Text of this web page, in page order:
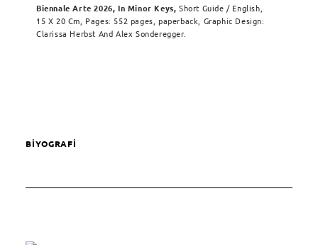
Biennale Arte 2026, In Minor Keys, Short Guide / English,
15 X 20 Cm, Pages: 552 pages, paperback, Graphic Design:
Clarissa Herbst And Alex Sonderegger.
BİYOGRAFİ